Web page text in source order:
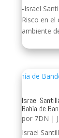
-Israel
Risco en el
ambiente
Israel
Bahía de
por 7DN |
Israel